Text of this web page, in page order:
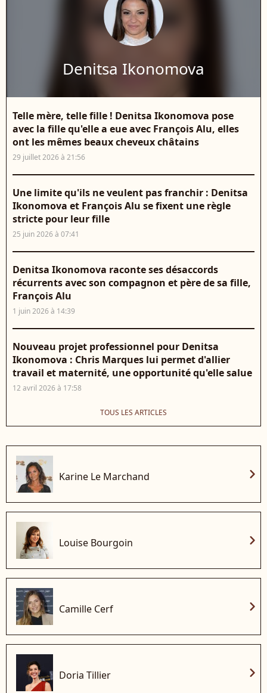
Denitsa Ikonomova
Telle mère, telle fille ! Denitsa Ikonomova pose
avec la fille qu'elle a eue avec François Alu, elles
ont les mêmes beaux cheveux châtains
29 juillet 2026 à 21:56
Une limite qu'ils ne veulent pas franchir : Denitsa
Ikonomova et François Alu se fixent une règle
stricte pour leur fille
25 juin 2026 à 07:41
Denitsa Ikonomova raconte ses désaccords
récurrents avec son compagnon et père de sa fille,
François Alu
1 juin 2026 à 14:39
Nouveau projet professionnel pour Denitsa
Ikonomova : Chris Marques lui permet d'allier
travail et maternité, une opportunité qu'elle salue
12 avril 2026 à 17:58
TOUS LES ARTICLES
Karine Le Marchand chevron_right
Louise Bourgoin chevron_right
Camille Cerf chevron_right
Doria Tillier chevron_right